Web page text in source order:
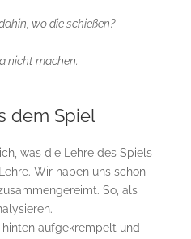
wo die schießen?
nicht machen.
dem Spiel
was die Lehre des Spiels
Wir haben uns schon
So, als
aufgekrempelt und